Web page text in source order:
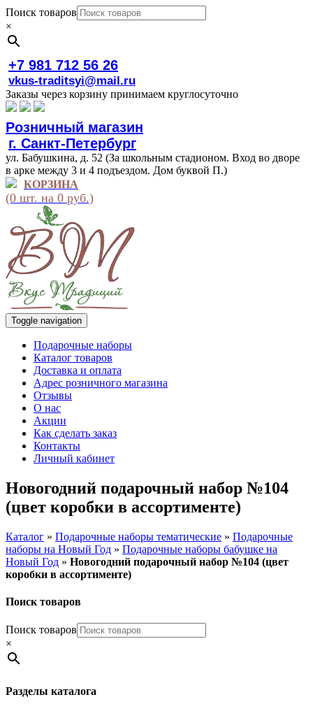
Поиск товаров
×
+7 981 712 56 26
vkus-traditsyi@mail.ru
Заказы через корзину принимаем круглосуточно
Розничный магазин
г. Санкт-Петербург
ул. Бабушкина, д. 52 (За школьным стадионом. Вход во дворе
в арке между 3 и 4 подъездом. Дом буквой П.)
КОРЗИНА
(0 шт. на 0 руб.)
Toggle navigation
Подарочные наборы
Каталог товаров
Доставка и оплата
Адрес розничного магазина
Отзывы
О нас
Акции
Как сделать заказ
Контакты
Личный кабинет
Новогодний подарочный набор №104
(цвет коробки в ассортименте)
Каталог » Подарочные наборы тематические » Подарочные
наборы на Новый Год » Подарочные наборы бабушке на
Новый Год » Новогодний подарочный набор №104 (цвет
коробки в ассортименте)
Поиск товаров
Поиск товаров
×
Разделы каталога